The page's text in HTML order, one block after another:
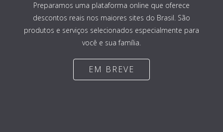
Preparamos uma plataforma online que oferece
descontos reais nos maiores sites do Brasil. São
produtos e serviços selecionados especialmente para
você e sua família.
EM BREVE